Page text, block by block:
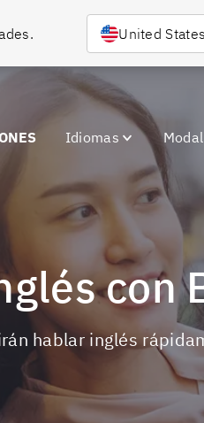
United States
Idiomas
con
hablar inglés